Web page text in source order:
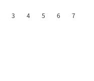
3 4 5 6 7